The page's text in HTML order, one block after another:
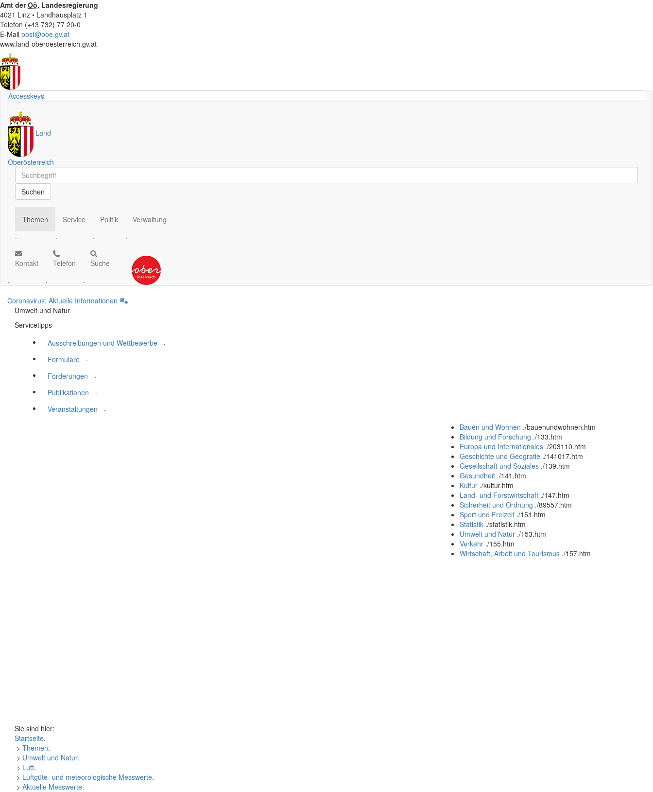
Amt derOö. Landesregierung
4021 Linz • Landhausplatz 1
Telefon (+43 732) 77 20-0
E-Mail post@ooe.gv.at
www.land-oberoesterreich.gv.at
Accesskeys
Land
Oberösterreich
Schnellsuche
Schnellsuche
Suchen
Themen
.
Service
.
Politik
.
Verwaltung
.
Kontakt
.
Telefon
.
Suche
.
Coronavirus: Aktuelle Informationen
Umwelt und Natur
Servicetipps
Ausschreibungen und Wettbewerbe
.
Formulare
.
Förderungen
.
Publikationen
.
Veranstaltungen
.
Bauen und Wohnen ./bauenundwohnen.htm
Bildung und Forschung ./133.htm
Europa und Internationales ./203110.htm
Geschichte und Geografie ./141017.htm
Gesellschaft und Soziales ./139.htm
Gesundheit ./141.htm
Kultur ./kultur.htm
Land- und Forstwirtschaft ./147.htm
Sicherheit und Ordnung ./89557.htm
Sport und Freizeit ./151.htm
Statistik ./statistik.htm
Umwelt und Natur ./153.htm
Verkehr ./155.htm
Wirtschaft, Arbeit und Tourismus ./157.htm
Sie sind hier:
Startseite.
> Themen.
> Umwelt und Natur.
> Luft.
> Luftgüte- und meteorologische Messwerte.
> Aktuelle Messwerte.